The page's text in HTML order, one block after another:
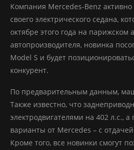
Компания Mercedes-Benz активно
своего электрического седана,
октябре этого года на парижском
автопроизводителя, новинка
Model S и будет
конкурент.
По предварительным данным,
Также известно, что
электродвигателями на 402 л.с.,
варианты от Mercedes – с
Кроме того, все новинки смогут